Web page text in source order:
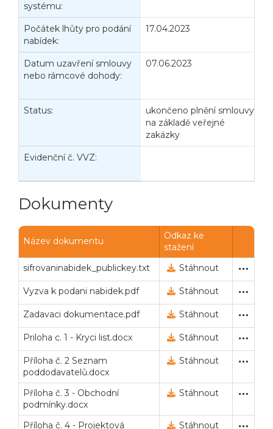
systému:
Počátek lhůty pro podání
nabídek:
17.04.2023
Datum uzavření smlouvy
nebo rámcové dohody:
07.06.2023
Status:
ukončeno plnění smlouvy
na základě veřejné
zakázky
Evidenční č. VVZ:
Dokumenty
Název dokumentu
Odkaz ke
stažení
sifrovaninabidek_publickey.txt
Veřejný klíč pro šifrování
17. 4. 2023 13:01
Stáhnout
Vyzva k podani nabidek.pdf Výzva k podání nabídek
17. 4. 2023 13:03
Stáhnout
Zadavaci dokumentace.pdf Zadávací dokumentace
17. 4. 2023 13:03
Stáhnout
Priloha c. 1 - Kryci list.docx Zadávací dokumentace
17. 4. 2023 13:03
Stáhnout
Příloha č. 2 Seznam
poddodavatelů.docx
Zadávací dokumentace
17. 4. 2023 13:04
Stáhnout
Příloha č. 3 - Obchodní
podmínky.docx
Zadávací dokumentace
17. 4. 2023 13:04
Stáhnout
Příloha č. 4 - Projektová
Zadávací dokumentace
17. 4. 2023 13:05
Stáhnout